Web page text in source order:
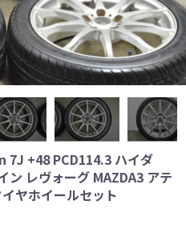
7J +48 PCD114.3 ハイダ
ン レヴォーグ MAZDA3 アテ
ヤホイールセット